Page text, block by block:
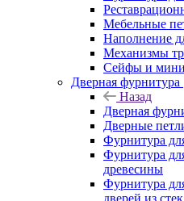
Мебельные
Наполнение
Механизмы
Сейфы и
Дверная фурнитура
Назад
Дверная
Дверные
Фурнитура
Фурнитура
древесины
Фурнитура
дверей из